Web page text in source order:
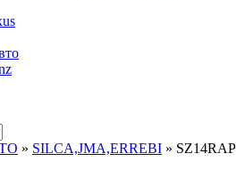
» SILCA,JMA,ERREBI » SZ14RAP